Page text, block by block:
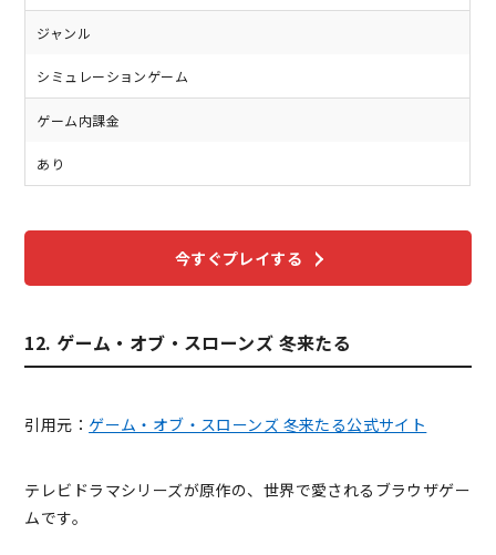
ジャンル
シミュレーションゲーム
ゲーム内課金
あり
今すぐプレイする
12. ゲーム・オブ・スローンズ 冬来たる
引用元： ゲーム・オブ・スローンズ 冬来たる公式サイト
テレビドラマシリーズが原作の、世界で愛されるブラウザゲー
ムです。